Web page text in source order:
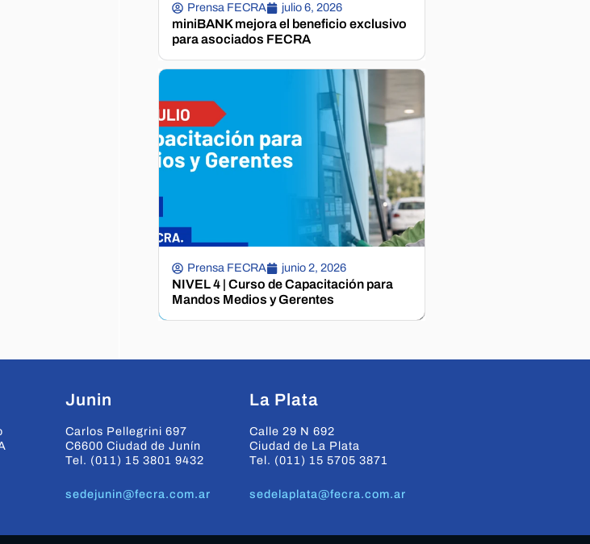
Prensa FECRA julio 6, 2026
miniBANK mejora el beneficio exclusivo
para asociados FECRA
Prensa FECRA junio 2, 2026
NIVEL 4 | Curso de Capacitación para
Mandos Medios y Gerentes
Junin
Carlos Pellegrini 697
C6600 Ciudad de Junín
Tel. (011) 15 3801 9432
sedejunin@fecra.com.ar
La Plata
Calle 29 N 692
Ciudad de La Plata
Tel. (011) 15 5705 3871
sedelaplata@fecra.com.ar